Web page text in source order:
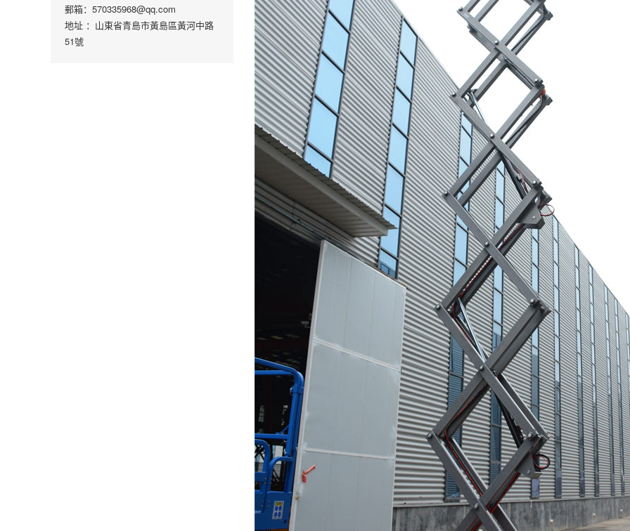
郵箱：570335968@qq.com
地址 ：山東省青島市黃島區黃河中路
51號